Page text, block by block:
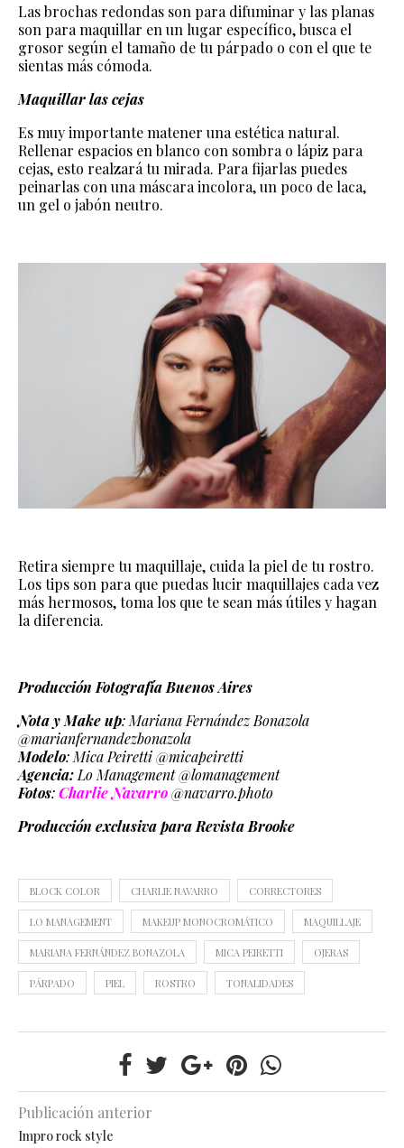
Las brochas redondas son para difuminar y las planas
son para maquillar en un lugar específico, busca el
grosor según el tamaño de tu párpado o con el que te
sientas más cómoda.
Maquillar las cejas
Es muy importante matener una estética natural.
Rellenar espacios en blanco con sombra o lápiz para
cejas, esto realzará tu mirada. Para fijarlas puedes
peinarlas con una máscara incolora, un poco de laca,
un gel o jabón neutro.
Retira siempre tu maquillaje, cuida la piel de tu rostro.
Los tips son para que puedas lucir maquillajes cada vez
más hermosos, toma los que te sean más útiles y hagan
la diferencia.
Producción Fotografía Buenos Aires
Nota y Make up: Mariana Fernández Bonazola
@marianfernandezbonazola
Modelo: Mica Peiretti @micapeiretti
Agencia: Lo Management @lomanagement
Fotos:Charlie Navarro@navarro.photo
Producción exclusiva para Revista Brooke
BLOCK COLOR CHARLIE NAVARRO CORRECTORES
LO MANAGEMENT MAKEUP MONOCROMÁTICO MAQUILLAJE
MARIANA FERNÁNDEZ BONAZOLA MICA PEIRETTI OJERAS
PÁRPADO PIEL ROSTRO TONALIDADES
Publicación anterior
Impro rock style